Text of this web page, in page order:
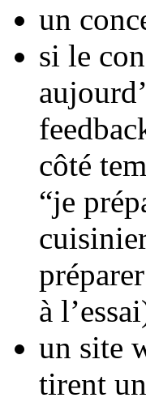
un
si le
côté
“je
à
un site
tirent